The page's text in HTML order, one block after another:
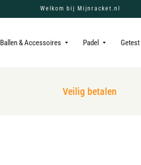
Welkom bij Mijnracket.nl
Ballen & Accessoires Padel Getest
Veilig betalen